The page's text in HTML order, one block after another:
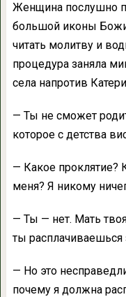
Женщина послушно
большой иконы
читать молитву и
процедура заняла
села напротив
— Ты не сможет
которое с детства
— Какое проклятие?
меня? Я никому
— Ты — нет. Мать
ты расплачиваешься
— Но это
почему я должна